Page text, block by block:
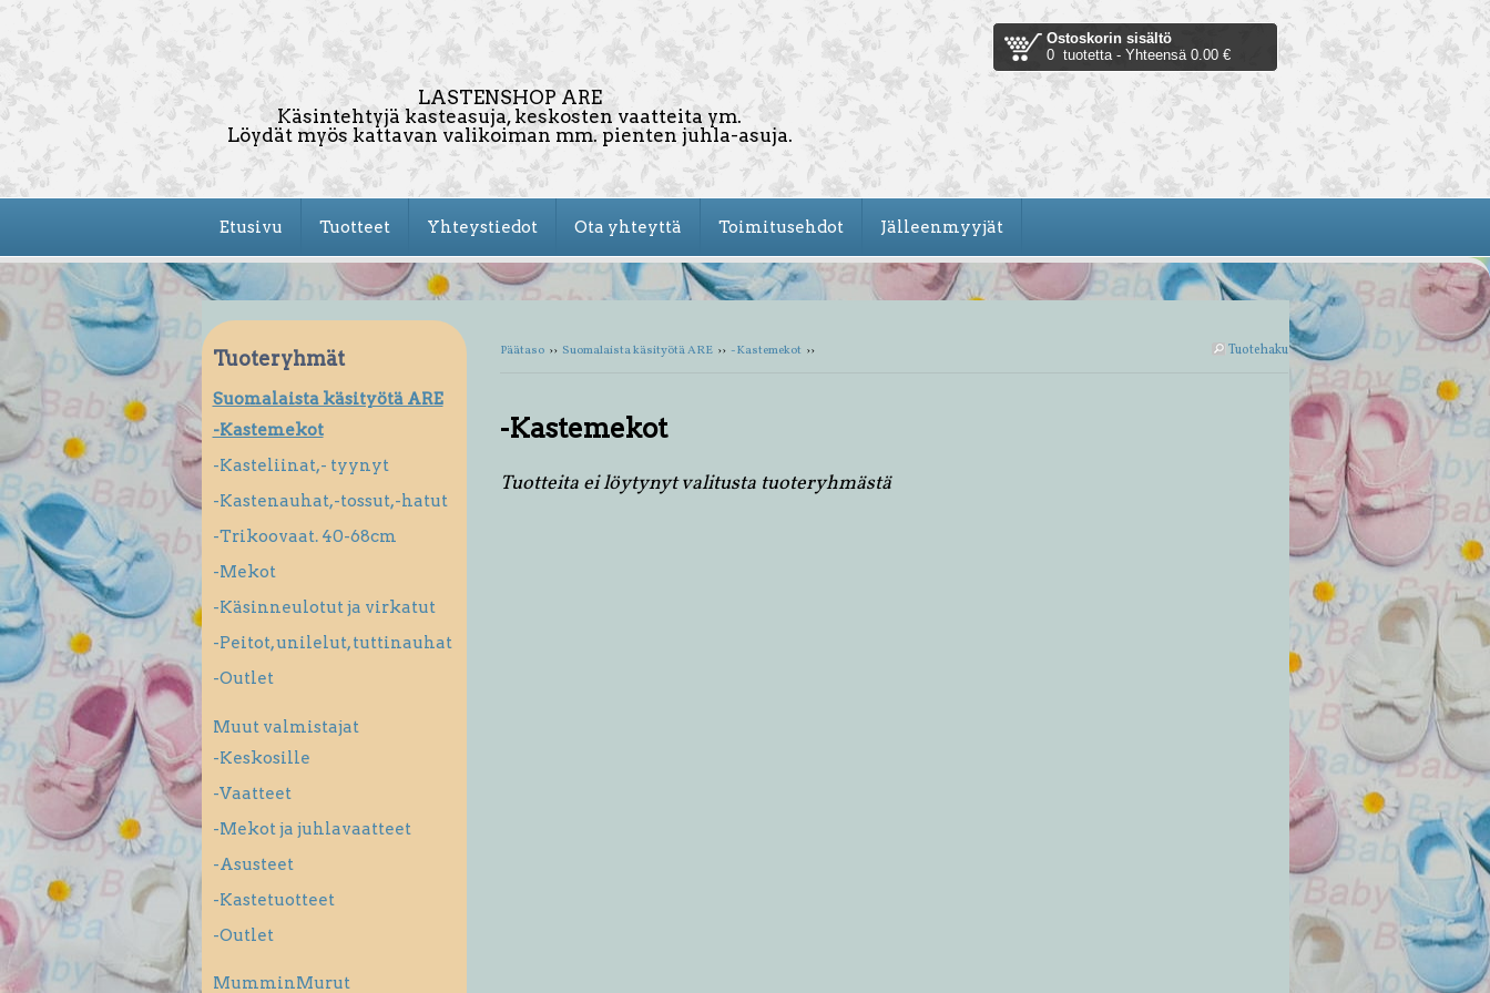
Ostoskorin sisältö
0 tuotetta - Yhteensä 0.00 €
LASTENSHOP ARE
Käsintehtyjä kasteasuja, keskosten vaatteita ym.
Löydät myös kattavan valikoiman mm. pienten juhla-asuja.
Etusivu Tuotteet Yhteystiedot Ota yhteyttä Toimitusehdot Jälleenmyyjät
Tuotehaku
Päätaso›› Suomalaista käsityötä ARE›› -Kastemekot ››
-Kastemekot
Tuotteita ei löytynyt valitusta tuoteryhmästä
Tuoteryhmät
Suomalaista käsityötä ARE
-Kastemekot
-Kasteliinat,- tyynyt
-Kastenauhat,-tossut,-hatut
-Trikoovaat. 40-68cm
-Mekot
-Käsinneulotut ja virkatut
-Peitot, unilelut, tuttinauhat
-Outlet
Muut valmistajat
-Keskosille
-Vaatteet
-Mekot ja juhlavaatteet
-Asusteet
-Kastetuotteet
-Outlet
MumminMurut